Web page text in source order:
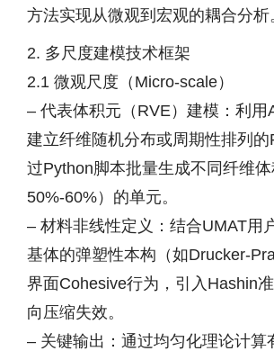
方法实现从微观到宏观的耦合分析
2. 多尺度建模技术框架
2.1 微观尺度（Micro-scale）
– 代表体积元（RVE）建模：利用
建立纤维随机分布或周期性排列的
过Python脚本批量生成不同纤维
50%-60%）的单元。
– 材料非线性定义：结合UMAT用
基体的弹塑性本构（如Drucker-
界面Cohesive行为，引入Hashin
向压缩失效。
– 关键输出：通过均匀化理论计算